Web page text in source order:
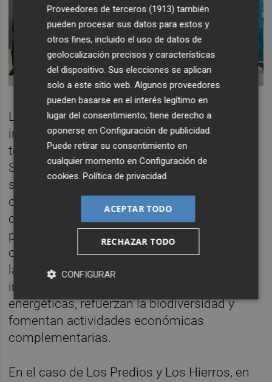
La Planta Fotovoltaica IM2 Jumilla ha
incorporado la plantación de olivos en sus
terrenos, mientras que proyectos como PSF
Serol en Elda y PSF Salinetas II en Monóver
se centran en la creación de microreservas
de flora y fauna, con acciones específicas
como la instalación de colmenas para la
producción de miel artesanal o la
conservación de islas arbustivas dentro de
las instalaciones. Estas medidas mitigan el
impacto ambiental de las plantas
energéticas, refuerzan la biodiversidad y
fomentan actividades económicas
complementarias.
En el caso de Los Predios y Los Hierros, en
Proveedores de terceros (1913) también
pueden procesar sus datos para estos y
otros fines, incluido el uso de datos de
geolocalización precisos y características
del dispositivo. Sus elecciones se aplican
solo a este sitio web. Algunos proveedores
pueden basarse en el interés legítimo en
lugar del consentimiento; tiene derecho a
oponerse enConfiguración de publicidad
Puede retirar su consentimiento en
cualquier momento enConfiguración de
cookies .Política de privacidad
ACEPTAR TODO
RECHAZAR TODO
CONFIGURAR